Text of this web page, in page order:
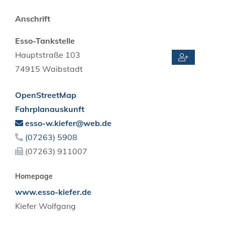
Anschrift
Esso-Tankstelle
Hauptstraße 103
74915 Waibstadt
OpenStreetMap
Fahrplanauskunft
esso-w.kiefer@web.de
(07263) 5908
(07263) 91 1007
Homepage
www.esso-kiefer.de
Kiefer Wolfgang